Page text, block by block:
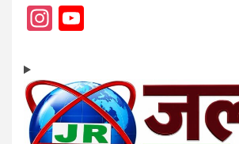
Instagram